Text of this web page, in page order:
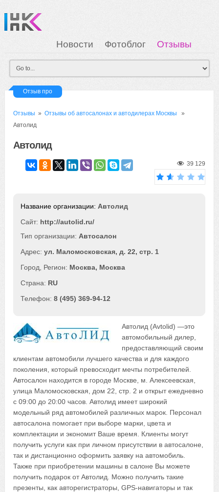
Новости Фотоблог
Отзывы
Загрузка
Мои Картинки Вход
Отзыв про
Отзывы »Отзывы об автосалонах и автодилерах Москвы »
Автолид
Автолид
39 129
Автолид
Сайт: http://autolid.ru/
Автосалон
ул. Маломосковская, д. 22, стр. 1
Москва, Москва
RU
8 (495) 369-94-12
Автолид (Avtolid) —это
автомобильный дилер,
предоставляющий своим
клиентам автомобили лучшего качества и для каждого
поколения, который превосходит мечты потребителей.
Автосалон находится в городе Москве, м. Алексеевская,
улица Маломосковская, дом 22, стр. 2 и открыт ежедневно
с 09:00 до 20:00 часов. Автолид имеет широкий
модельный ряд автомобилей различных марок. Персонал
автосалона помогает при выборе марки, цвета и
комплектации и экономит Ваше время. Клиенты могут
получить услуги как при личном присутствии в автосалоне,
так и дистанционно оформить заявку на автомобиль.
Также при приобретении машины в салоне Вы можете
получить подарок от Автолид. Можно получить такие
презенты, как авторегистраторы, GPS-навигаторы и так